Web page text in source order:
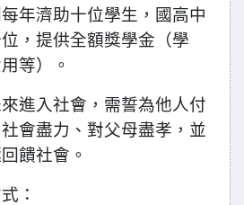
年濟助十位學生，國高中
，提供全額獎學金（學
等）。
進入社會，需誓為他人付
會盡力、對父母盡孝，並
饋社會。
：